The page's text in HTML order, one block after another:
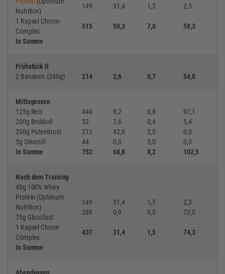
Nutrition)
1 Kapsel Chrom-
Complex
In Summe
149
515
31,4
50,3
1,5
7,0
2,3
58,3
Frühstück II
2 Bananen (240g)
214 2,6 0,7 54,8
Mittagessen
125g Reis
200g Brokkoli
200g Putenbrust
5g Olivenöl
In Summe
444
52
212
44
752
9,2
7,6
42,0
0,0
68,8
0,8
0,4
2,0
5,0
8,2
97,1
5,4
0,0
0,0
102,5
Nach dem Training
40g 100% Whey
Protein (Optimum
Nutrition)
75g Glucofast
1 Kapsel Chrom
Complex
In Summe
149
288
437
31,4
0,0
31,4
1,5
0,0
1,5
2,3
72,0
74,3